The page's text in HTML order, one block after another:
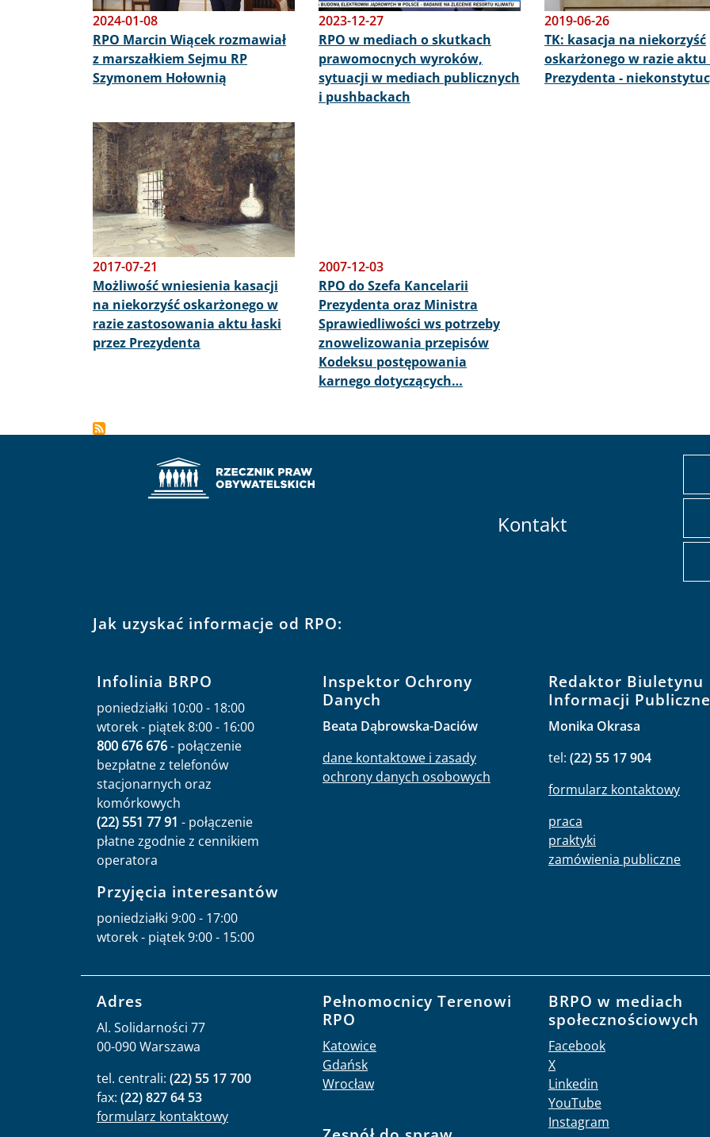
2024-01-08
RPO Marcin Wiącek rozmawiał
z marszałkiem Sejmu RP
Szymonem Hołownią
2023-12-27
RPO w mediach o skutkach
prawomocnych wyroków,
sytuacji w mediach publicznych
i pushbackach
2019-06-26
TK: kasacja na niekorzyść
oskarżonego w razie aktu
Prezydenta -
Obraz
2017-07-21
Możliwość wniesienia kasacji
na niekorzyść oskarżonego w
razie zastosowania aktu łaski
przez Prezydenta
2007-12-03
RPO do Szefa Kancelarii
Prezydenta oraz Ministra
Sprawiedliwości ws potrzeby
znowelizowania przepisów
Kodeksu postępowania
karnego dotyczących…
Kontakt
Jak uzyskać informacje od RPO:
Infolinia BRPO
poniedziałki 10:00 - 18:00
wtorek - piątek 8:00 - 16:00
800 676 676- połączenie
bezpłatne z telefonów
stacjonarnych oraz
komórkowych
(22) 551 77 91 - połączenie
płatne zgodnie z cennikiem
operatora
Przyjęcia interesantów
poniedziałki 9:00 - 17:00
wtorek - piątek 9:00 - 15:00
Inspektor Ochrony
Danych
Beata Dąbrowska-Daciów
dane kontaktowe i zasady
ochrony danych osobowych
Redaktor Biuletynu
Informacji
Monika Okrasa
tel: (22) 55 17 904
formularz kontaktowy
praca
praktyki
zamówienia publiczne
Adres
Al. Solidarności 77
00-090 Warszawa
tel. centrali: (22) 55 17 700
fax: (22) 827 64 53
formularz kontaktowy
Pełnomocnicy Terenowi
RPO
Katowice
Gdańsk
Wrocław
BRPO w mediach
społecznościowych
Facebook
X
Linkedin
YouTube
Instagram